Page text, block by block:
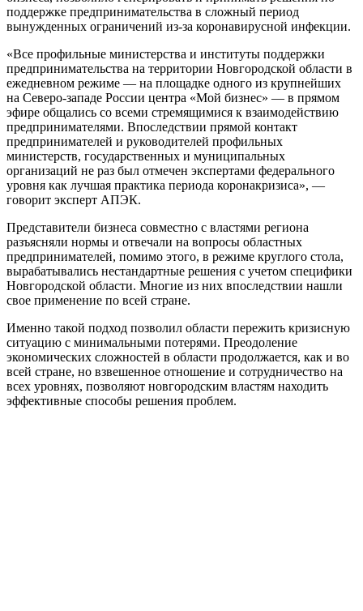
поддержке предпринимательства в сложный период
вынужденных ограничений из-за коронавирусной инфекции.
«Все профильные министерства и институты поддержки
предпринимательства на территории Новгородской области в
ежедневном режиме — на площадке одного из крупнейших
на Северо-западе России центра «Мой бизнес» — в прямом
эфире общались со всеми стремящимися к взаимодействию
предпринимателями. Впоследствии прямой контакт
предпринимателей и руководителей профильных
министерств, государственных и муниципальных
организаций не раз был отмечен экспертами федерального
уровня как лучшая практика периода коронакризиса», —
говорит эксперт АПЭК.
Представители бизнеса совместно с властями региона
разъясняли нормы и отвечали на вопросы областных
предпринимателей, помимо этого, в режиме круглого стола,
вырабатывались нестандартные решения с учетом специфики
Новгородской области. Многие из них впоследствии нашли
свое применение по всей стране.
Именно такой подход позволил области пережить кризисную
ситуацию с минимальными потерями. Преодоление
экономических сложностей в области продолжается, как и во
всей стране, но взвешенное отношение и сотрудничество на
всех уровнях, позволяют новгородским властям находить
эффективные способы решения проблем.